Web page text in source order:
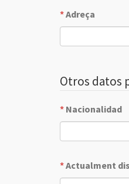
*Adreça
Otros datos
* Nacionalidad
*Actualment